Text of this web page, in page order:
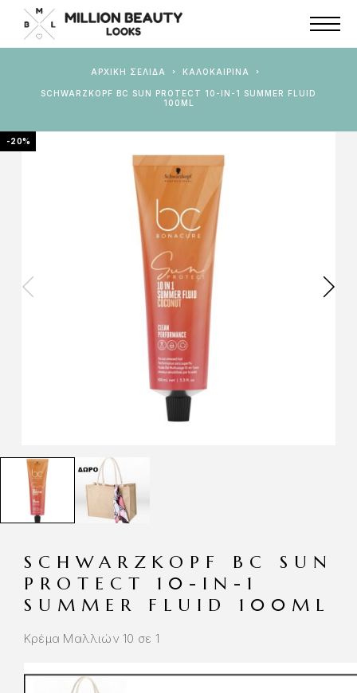
ΑΡΧΙΚΉ ΣΕΛΊΔΑ ΚΑΛΟΚΑΙΡΙΝΑ
SCHWARZKOPF BC SUN PROTECT 10-IN-1 SUMMER FLUID
100ML
-20%
SCHWARZKOPF BC SUN
PROTECT 10-IN-1
SUMMER FLUID 100ML
Κρέμα Μαλλιών 10 σε 1